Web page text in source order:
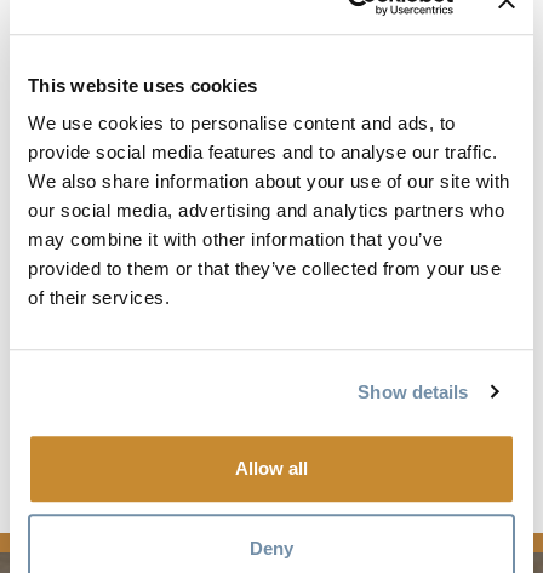
This website uses cookies
We use cookies to personalise content and ads, to
provide social media features and to analyse our traffic.
We also share information about your use of our site with
our social media, advertising and analytics partners who
may combine it with other information that you’ve
provided to them or that they’ve collected from your use
of their services.
Show details
Allow all
Deny
金色户外探索地